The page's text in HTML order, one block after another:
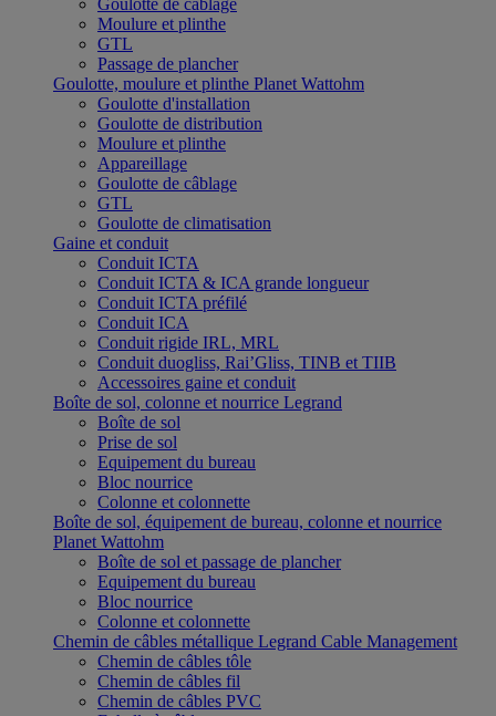
Goulotte de câblage
Moulure et plinthe
GTL
Passage de plancher
Goulotte, moulure et plinthe Planet Wattohm
Goulotte d'installation
Goulotte de distribution
Moulure et plinthe
Appareillage
Goulotte de câblage
GTL
Goulotte de climatisation
Gaine et conduit
Conduit ICTA
Conduit ICTA & ICA grande longueur
Conduit ICTA préfilé
Conduit ICA
Conduit rigide IRL, MRL
Conduit duogliss, Rai’Gliss, TINB et TIIB
Accessoires gaine et conduit
Boîte de sol, colonne et nourrice Legrand
Boîte de sol
Prise de sol
Equipement du bureau
Bloc nourrice
Colonne et colonnette
Boîte de sol, équipement de bureau, colonne et nourrice
Planet Wattohm
Boîte de sol et passage de plancher
Equipement du bureau
Bloc nourrice
Colonne et colonnette
Chemin de câbles métallique Legrand Cable Management
Chemin de câbles tôle
Chemin de câbles fil
Chemin de câbles PVC